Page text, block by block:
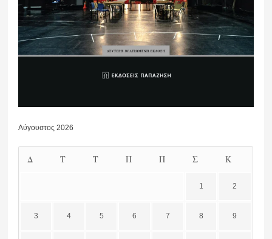
Αύγουστος 2026
Δ Τ Τ Π Π Σ Κ
1 2
3 4 5 6 7 8 9